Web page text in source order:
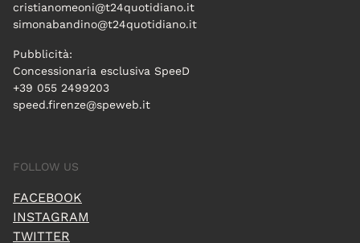
cristianomeoni@t24quotidiano.it
simonabandino@t24quotidiano.it
Pubblicità:
Concessionaria esclusiva SpeeD
+39 055 2499203
speed.firenze@speweb.it
FOLLOW US
FACEBOOK
INSTAGRAM
TWITTER